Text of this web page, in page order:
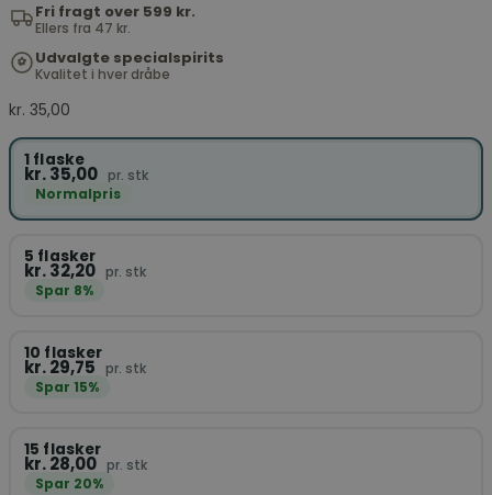
Fri fragt over 599 kr.
Ellers fra 47 kr.
Udvalgte specialspirits
Kvalitet i hver dråbe
kr. 35,00
1 flaske
kr. 35,00 pr. stk
Normalpris
5 flasker
kr. 32,20 pr. stk
Spar 8%
10 flasker
kr. 29,75
pr. stk
Spar 15%
15 flasker
kr. 28,00 pr. stk
Spar 20%